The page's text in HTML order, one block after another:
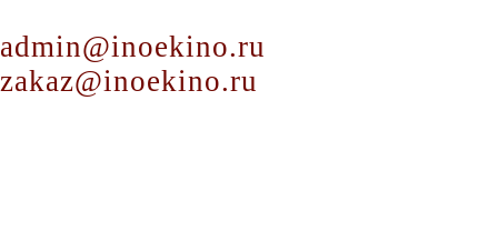
admin@inoekino.ru
zakaz@inoekino.ru